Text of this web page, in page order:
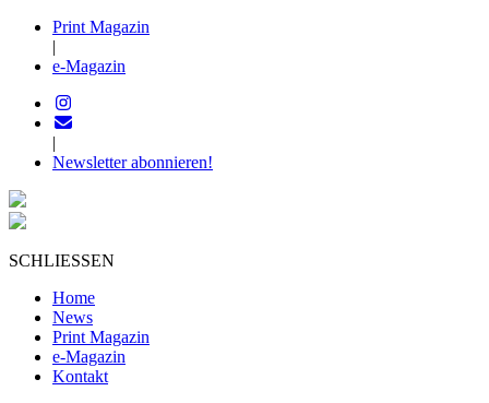
Print Magazin
|
e-Magazin
|
Newsletter abonnieren!
SCHLIESSEN
Home
News
Print Magazin
e-Magazin
Kontakt